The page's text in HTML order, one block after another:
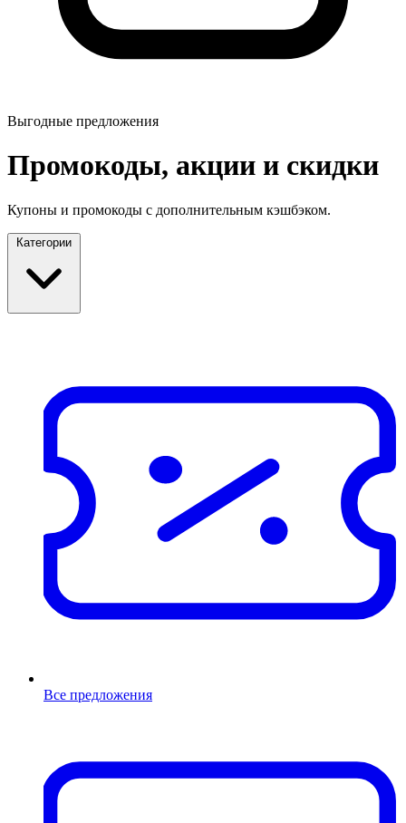
Выгодные предложения
Промокоды, акции и скидки
Купоны и промокоды с дополнительным кэшбэком.
Категории
Все предложения